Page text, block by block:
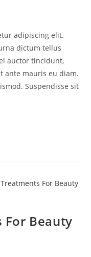
adipiscing elit.
dictum tellus
auctor tincidunt,
ante mauris eu diam.
Suspendisse sit
For Beauty